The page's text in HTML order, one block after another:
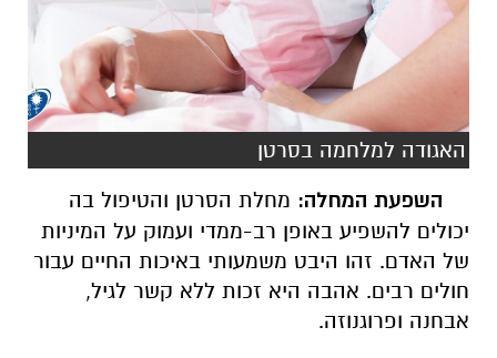
האגודה למלחמה בסרטן
השפעת המחלה: מחלת הסרטן והטיפול בה
יכולים להשפיע באופן רב-ממדי ועמוק על המיניות
של האדם. זהו היבט משמעותי באיכות החיים עבור
חולים רבים. אהבה היא זכות ללא קשר לגיל,
אבחנה ופרוגנוזה.